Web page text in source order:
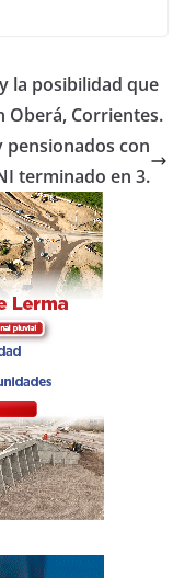
la posibilidad que
Oberá, Corrientes.
pensionados con
terminado en 3.